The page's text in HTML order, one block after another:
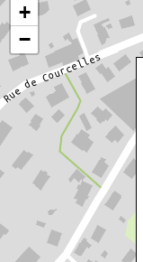
+
−